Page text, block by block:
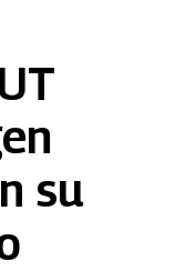
su